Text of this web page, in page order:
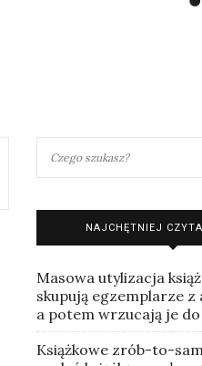
NAJCHĘTNIEJ
Masowa utylizacja
skupują egzemplarze
a potem wrzucają je
Książkowe zrób-to-